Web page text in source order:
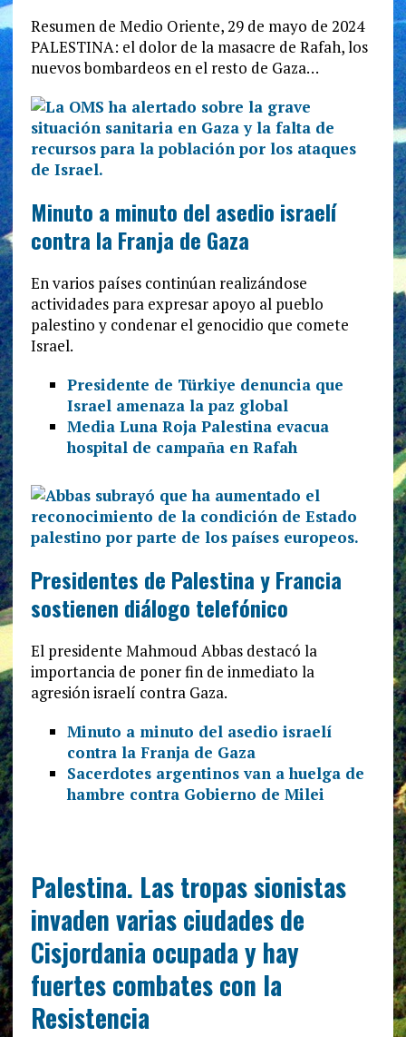
Resumen de Medio Oriente, 29 de mayo de 2024
PALESTINA: el dolor de la masacre de Rafah, los
nuevos bombardeos en el resto de Gaza…
Minuto a minuto del asedio israelí
contra la Franja de Gaza
En varios países continúan realizándose
actividades para expresar apoyo al pueblo
palestino y condenar el genocidio que comete
Israel.
Presidente de Türkiye denuncia que
Israel amenaza la paz global
Media Luna Roja Palestina evacua
hospital de campaña en Rafah
Presidentes de Palestina y Francia
sostienen diálogo telefónico
El presidente Mahmoud Abbas destacó la
importancia de poner fin de inmediato la
agresión israelí contra Gaza.
Minuto a minuto del asedio israelí
contra la Franja de Gaza
Sacerdotes argentinos van a huelga de
hambre contra Gobierno de Milei
Palestina. Las tropas sionistas
invaden varias ciudades de
Cisjordania ocupada y hay
fuertes combates con la
Resistencia